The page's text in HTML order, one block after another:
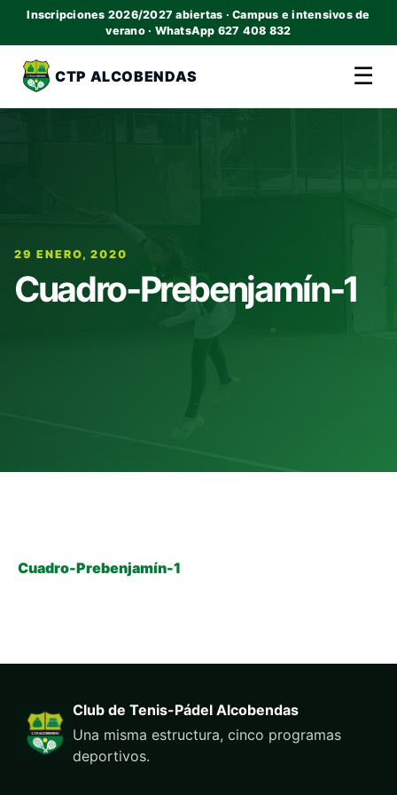
Inscripciones 2026/2027 abiertas · Campus e intensivos de
verano · WhatsApp 627 408 832
CTP ALCOBENDAS ☰
29 ENERO, 2020
Cuadro-Prebenjamín-1
Cuadro-Prebenjamín-1
Club de Tenis-Pádel Alcobendas
Una misma estructura, cinco programas
deportivos.